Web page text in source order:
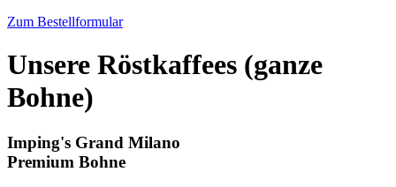
Zum Bestellformular
Unsere Röstkaffees (ganze
Bohne)
Imping's Grand Milano
Premium Bohne